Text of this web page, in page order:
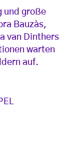
und große
Bauzàs,
van Dinthers
warten
auf.